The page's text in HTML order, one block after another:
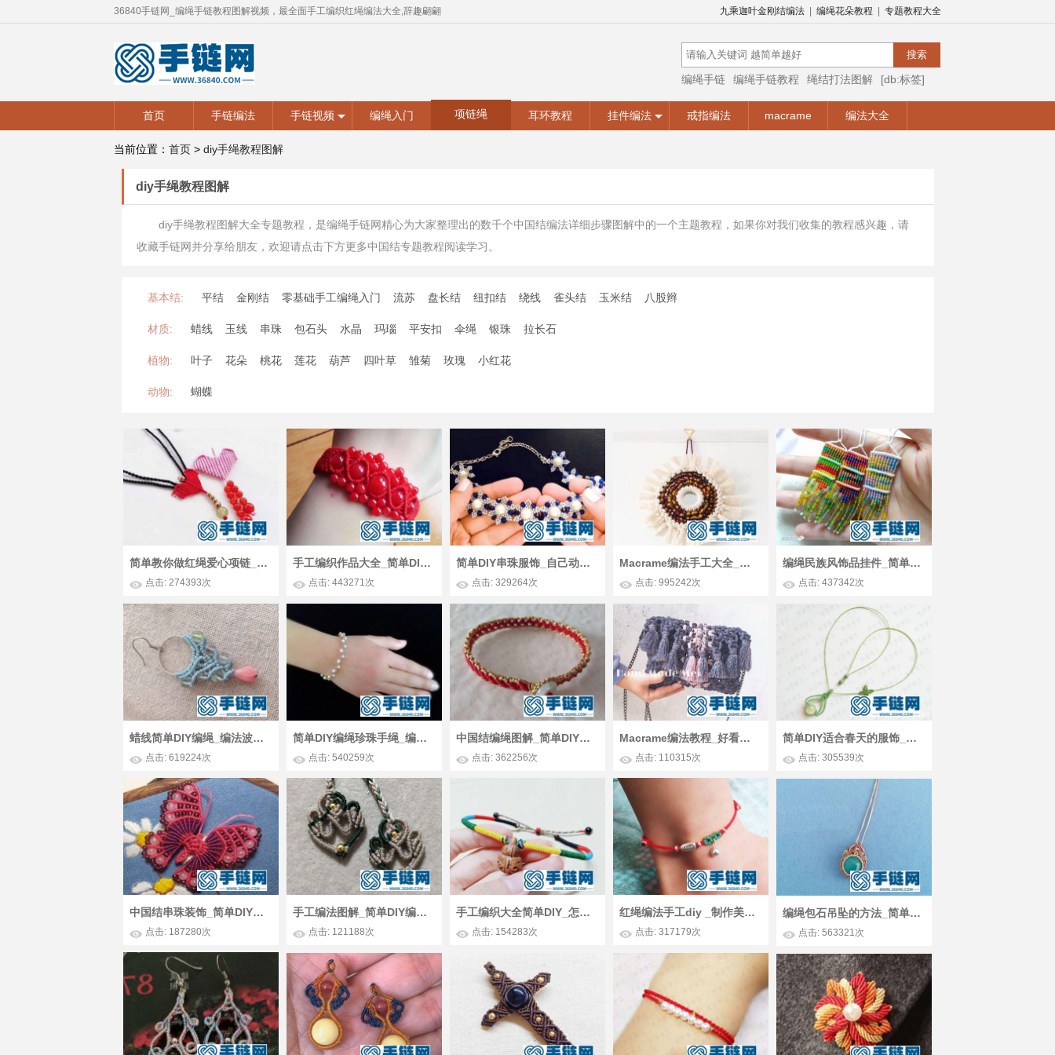
九乘迦叶金刚结编法 编绳花朵教程 专题教程大全
36840手链网_编绳手链教程图解视频，最全面手工编织红绳编法大全,辞趣翩翩
编绳手链 编绳手链教程 绳结打法图解
[db:标签]
首页
手链编法 手链视频 编绳入门 项链绳 耳环教程 挂件编法 戒指编法 macrame 编法大全
当前位置： 首页 > diy手绳教程图解
diy手绳教程图解
diy手绳教程图解大全专题教程，是编绳手链网精心为大家整理出的数千个中国结编法详细步骤图解中的一个主题教程，如果你对我们收集的教程感兴趣，请
收藏手链网并分享给朋友，欢迎请点击下方更多中国结专题教程阅读学习。
基本结: 平结 金刚结 零基础手工编绳入门 流苏 盘长结 纽扣结 绕线 雀头结 玉米结 八股辫
材质: 蜡线 玉线 串珠 包石头 水晶 玛瑙 平安扣 伞绳 银珠 拉长石
植物: 叶子 花朵 桃花 莲花 葫芦 四叶草 雏菊 玫瑰 小红花
动物: 蝴蝶
简单教你做红绳爱心项链_几步简单DIY超漂亮编绳项链吊坠
点击: 274393次
手工编织作品大全_简单DIY斜卷结经典款手绳编法图解
点击: 443271次
简单DIY串珠服饰_自己动手编一条漂亮的串珠项链
点击: 329264次
Macrame编法手工大全_简单DIY编绳结艺太阳装饰
点击: 995242次
编绳民族风饰品挂件_简单DIY好看的渐变色蜡线耳环
点击: 437342次
蜡线简单DIY编绳_编法波西米亚耳环图解
点击: 619224次
简单DIY编绳珍珠手绳_编法手串的简单DIY做法图
点击: 540259次
中国结编绳图解_简单DIY撞色菱格手绳步骤教学
点击: 362256次
Macrame编法教程_好看的编绳百搭包包简单DIY图解
点击: 110315次
简单DIY适合春天的服饰_中国结编绳翠绿春饰项链编法图解
点击: 305539次
中国结串珠装饰_简单DIY漂亮的彩线编绳蝴蝶图解
点击: 187280次
手工编法图解_简单DIY编绳蜡线原创尾扣
点击: 121188次
手工编织大全简单DIY_怎么编法金刚结五色手绳脚绳
点击: 154283次
红绳编法手工diy _制作美美的编绳桃花脚链
点击: 317179次
编绳包石吊坠的方法_简单DIY小蛋面包石吊坠详解
点击: 563321次